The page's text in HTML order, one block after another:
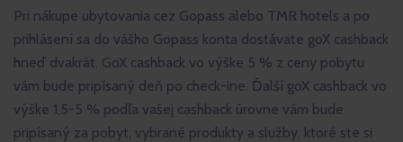
Pri nákupe ubytovania cez Gopass alebo TMR hotels a po
prihlásení sa do vášho Gopass konta dostávate goX cashback
hneď dvakrát. GoX cashback vo výške 5 % z ceny pobytu
vám bude pripísaný deň po check-ine. Ďalší goX cashback vo
výške 1,5-5 % podľa vašej cashback úrovne vám bude
pripísaný za pobyt, vybrané produkty a služby, ktoré ste si